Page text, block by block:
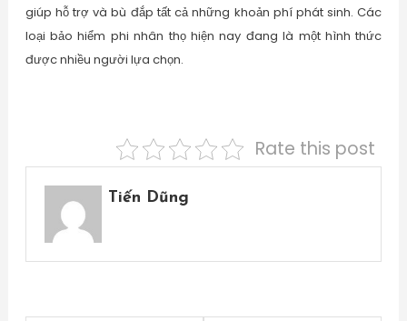
giúp hỗ trợ và bù đắp tất cả những khoản phí phát sinh. Các
loại bảo hiểm phi nhân thọ hiện nay đang là một hình thức
được nhiều người lựa chọn.
Rate this post
Tiến Dũng